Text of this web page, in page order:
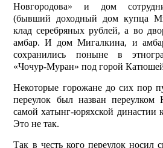
Новгородова» и дом
(бывший доходный дом купца
клад сереб­ряных рублей, а во
амбар. И дом Мигалкина, и
сохранились поныне в
«Чочур-Муран» под горой
Некоторые горожане до сих пор
переулок был назван
самой хатынг-юряхской династии
Это не так.
Так в честь кого пере­улок носил